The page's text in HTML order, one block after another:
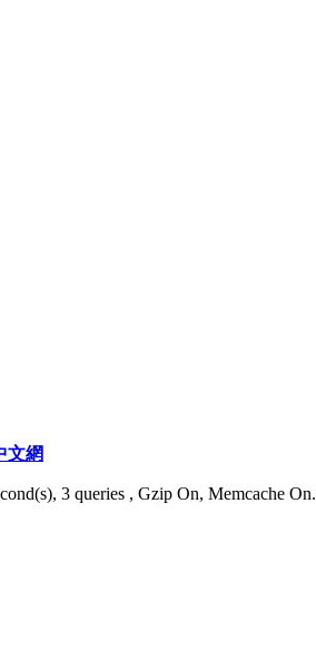
文網
3 queries , Gzip On, Memcache On.